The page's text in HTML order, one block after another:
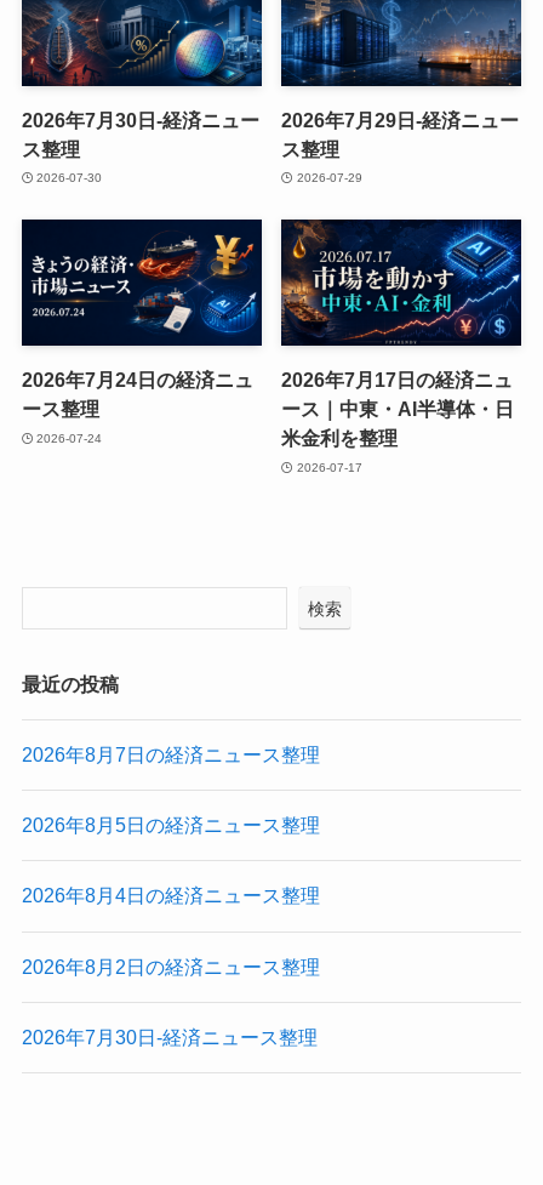
2026年7月30日-経済ニュー
ス整理
2026-07-30
2026年7月29日-経済ニュー
ス整理
2026-07-29
2026年7月24日の経済ニュ
ース整理
2026-07-24
2026年7月17日の経済ニュ
ース｜中東・AI半導体・日
米金利を整理
2026-07-17
検索
最近の投稿
2026年8月7日の経済ニュース整理
2026年8月5日の経済ニュース整理
2026年8月4日の経済ニュース整理
2026年8月2日の経済ニュース整理
2026年7月30日-経済ニュース整理